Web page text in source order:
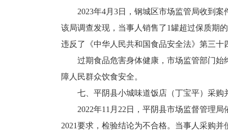
2023年4月3日，钢城区市场监管局收到
该局调查发现，当事人销售了1罐超过保质期
违反了《中华人民共和国食品安全法》第三
过期食品危害身体健康，市场监管部门
障人民群众饮食安全。
七、平阴县小城味道饭店（丁宝平）采
2022年11月22日，平阴县市场监督管理
2021要求，检验结论为不合格。当事人采购